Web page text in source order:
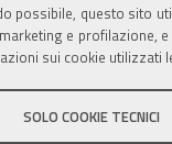
possibile, questo sito
e
sui cookie utilizzati
SOLO COOKIE TECNICI